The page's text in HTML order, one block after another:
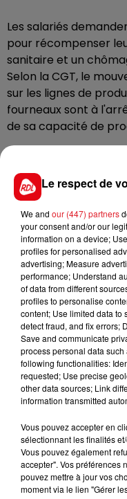
Les salariés
pour récompenser
sanitaire et un
Selon la CGT, le
sur les lignes de
fourneaux sont à
de sa capacité de
ArcelorMittal
site de Mardyck
FIL D'ACTUS
15 juillet 2026
BÉTHUNE:
VOLONTAIRE EN
à des prostituées
Le respect de
We and our (447) partners
your consent and/or our
information on a device;
profiles for personalised
advertising; Measure
performance; Understand
of data from different
profiles to personalise
content; Use limited data to
detect fraud, and fix errors;
Save and communicate
process personal data
following functionalities:
requested; Use precise
other data sources; Link
information transmitted
Vous pouvez accepter en
sélectionnant les finalités
Vous pouvez également
accepter". Vos préférences
pouvez mettre à jour vos
moment via le lien "Gérer